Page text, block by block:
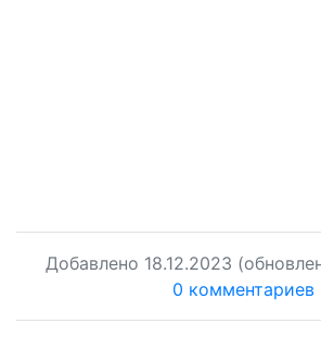
Добавлено 18.12.2023
0 комментариев